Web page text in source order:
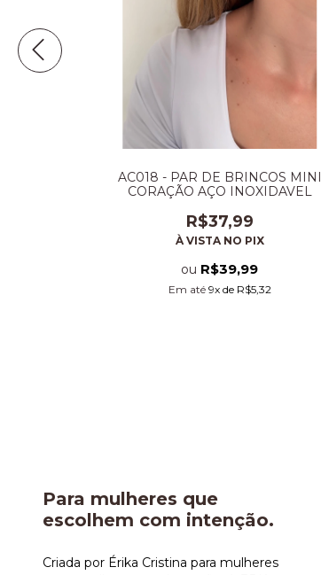
AC018 - PAR DE BRINCOS MINI
CORAÇÃO AÇO INOXIDAVEL
R$37,99
À VISTA NO PIX
ou R$39,99
Em até 9x de R$5,32
Para mulheres que
escolhem com intenção.
Criada por Érika Cristina para mulheres